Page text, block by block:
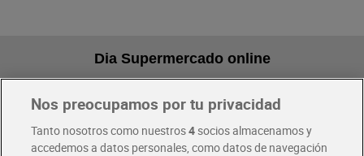
Dia Supermercado online
Pide hoy, recibe hoy
Nos preocupamos por tu privacidad
Tanto nosotros como nuestros4socios almacenamos y
accedemos a datos personales, como datos de navegación